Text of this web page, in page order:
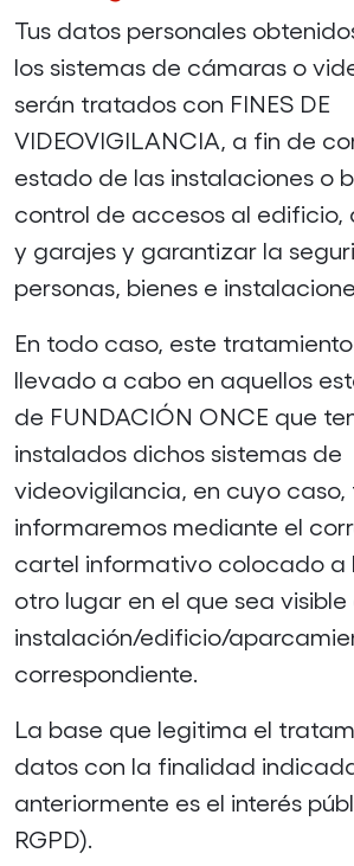
Tus datos personales
los sistemas de cámaras o
serán tratados con FINES DE
VIDEOVIGILANCIA, a fin de
estado de las instalaciones o
control de accesos al edificio,
y garajes y garantizar la
personas, bienes e
En todo caso, este
llevado a cabo en aquellos
de FUNDACIÓN ONCE que
instalados dichos sistemas de
videovigilancia, en cuyo caso,
informaremos mediante el
cartel informativo colocado a
otro lugar en el que sea visible
instalación/edificio/
correspondiente.
La base que legitima el
datos con la finalidad
anteriormente es el interés
RGPD).